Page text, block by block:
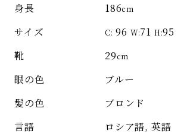
身長 186cm
サイズ C: 96 W:71 H:95
靴 29cm
眼の色 ブルー
髪の色 ブロンド
言語 ロシア語, 英語